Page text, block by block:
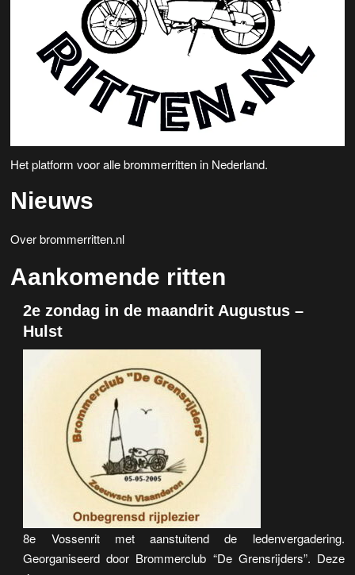
Het platform voor alle brommerritten in Nederland.
Nieuws
Over brommerritten.nl
Aankomende ritten
2e zondag in de maandrit Augustus –
Hulst
8e Vossenrit met aanstuitend de ledenvergadering.
Georganiseerd door Brommerclub “De Grensrijders”. Deze